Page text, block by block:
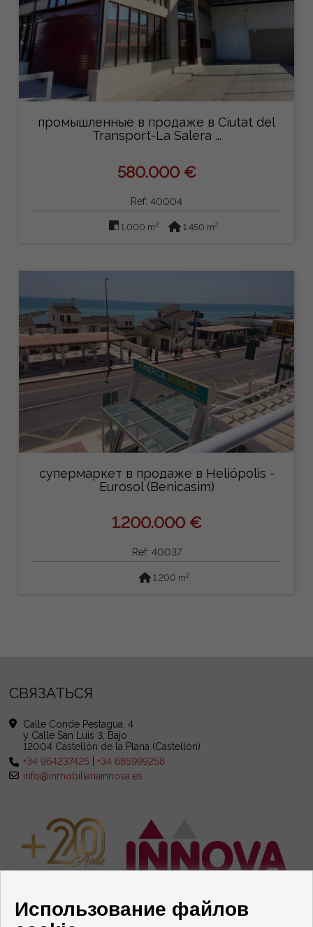
промышленные в продаже в Ciutat del
Transport-La Salera ...
580.000 €
Ref: 40004
1.000 m2 1.450 m2
супермаркет в продаже в Heliópolis -
Eurosol (Benicasim)
1.200.000 €
Ref: 40037
1.200 m2
СВЯЗАТЬСЯ
Calle Conde Pestagua, 4
y Calle San Luis 3, Bajo
12004 Castellón de la Plana (Castellón)
+34 964237425 |+34 685999258
info@inmobiliariainnova.es
Использование файлов